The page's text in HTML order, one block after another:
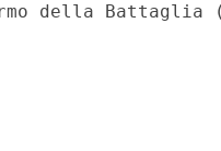
della Battaglia